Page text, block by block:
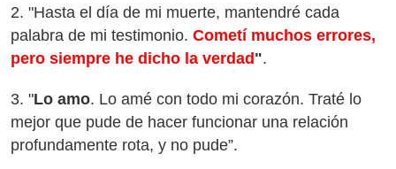
2. "Hasta el día de mi muerte, mantendré cada
palabra de mi testimonio. Cometí muchos errores,
pero siempre he dicho la verdad ".
3. "Lo amo. Lo amé con todo mi corazón. Traté lo
mejor que pude de hacer funcionar una relación
profundamente rota, y no pude”.